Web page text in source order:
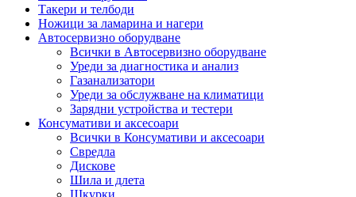
Такери и телбоди
Ножици за ламарина и нагери
Автосервизно оборудване
Всички в Автосервизно оборудване
Уреди за диагностика и анализ
Газанализатори
Уреди за обслужване на климатици
Зарядни устройства и тестери
Консумативи и аксесоари
Всички в Консумативи и аксесоари
Свредла
Дискове
Шила и длета
Шкурки